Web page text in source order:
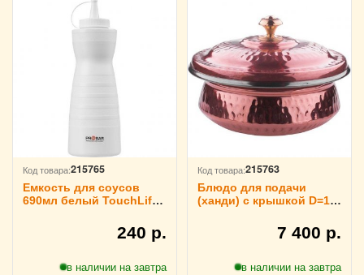
Код товара:215765
Емкость для соусов
690мл белый TouchLife,
240 р.
в наличии на завтра
Код товара:215763
Блюдо для подачи
(ханди) с крышкой D=15
7 400 р.
в наличии на завтра